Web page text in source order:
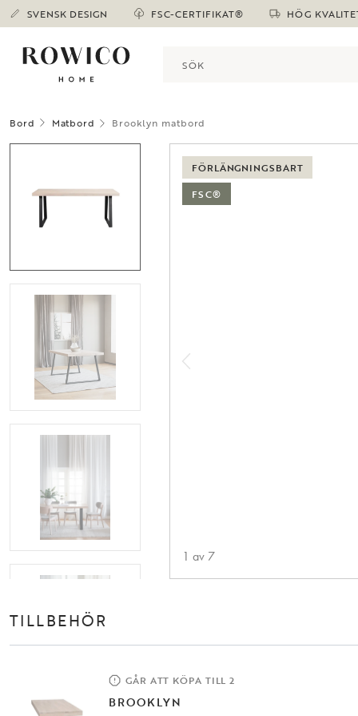
SVENSK DESIGN FSC-CERTIFIKAT® HÖG
Bord Matbord Brooklyn matbord
FÖRLÄNGNINGSBART
FSC®
1 av 7
TILLBEHÖR
GÅR ATT KÖPA TILL 2
BROOKLYN